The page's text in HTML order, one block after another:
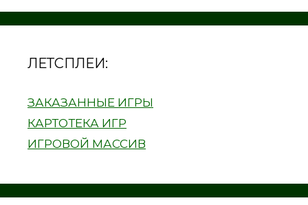
ЛЕТСПЛЕИ:
ЗАКАЗАННЫЕ ИГРЫ
КАРТОТЕКА ИГР
ИГРОВОЙ МАССИВ